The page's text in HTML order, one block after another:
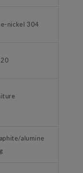
nickel 304
alumine